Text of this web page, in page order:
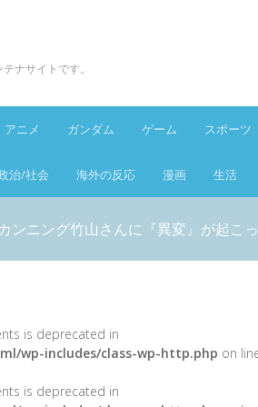
ナサイトです。
アニメ ガンダム ゲーム スポーツ
治/社会 海外の反応 漫画 生活
カンニング竹山さんに『異変』が起こ
is deprecated in
wp-includes/class-wp-http.php on
is deprecated in